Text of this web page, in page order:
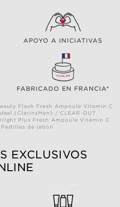
APOYO A INICIATIVAS
FABRICADO EN FRANCIA*
Flash Fresh Ampoule Vitamin C
(ClarinsMen) / CLEAR-OUT
Plus Fresh Ampoule Vitamin C
de jabón
EXCLUSIVOS